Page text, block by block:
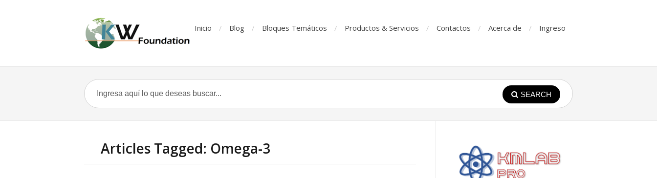
Inicio Blog Bloques Temáticos Productos & Servicios Contactos Acerca de Ingreso
SEARCH
Articles Tagged: Omega-3